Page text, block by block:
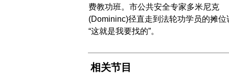
费教功班。市公共安全专家多米尼克
(Domininc)径直走到法轮功学员的摊位
“这就是我要找的”。
相关节目